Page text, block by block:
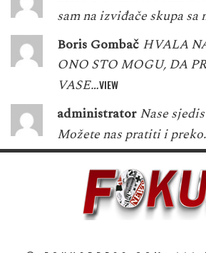
sam na izviđače skupa sa
Boris Gombač HVALA
ONO STO MOGU, DA
VASE…VIEW
administrator Nase
Možete nas pratiti i